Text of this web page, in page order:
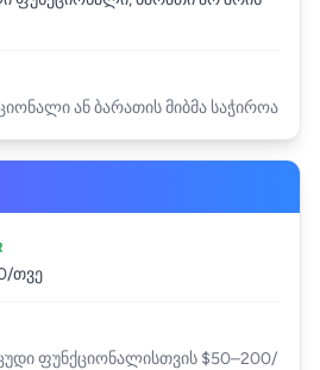
ან ბარათის მიბმა საჭიროა
თვე
ფუნქციონალისთვის $50–200/